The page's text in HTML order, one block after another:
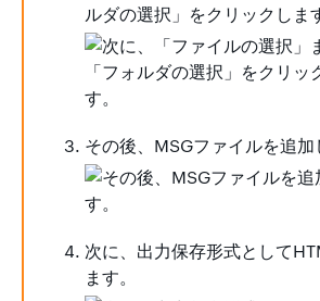
ルダの選択」をクリックしま
その後、MSGファイルを追加
次に、出力保存形式として
ます。